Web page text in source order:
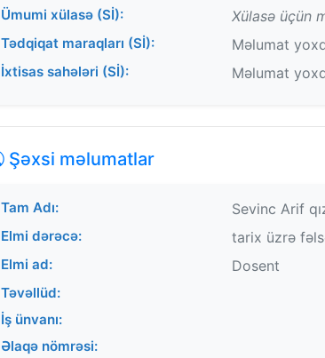
Ümumi xülasə (Sİ): Xülasə üçün
Tədqiqat maraqları (Sİ): Məlumat
İxtisas sahələri (Sİ): Məlumat
Şəxsi məlumatlar
Tam Adı: Sevinc Arif
Elmi dərəcə: tarix üzrə
Elmi ad: Dosent
Təvəllüd:
İş ünvanı:
Əlaqə nömrəsi: